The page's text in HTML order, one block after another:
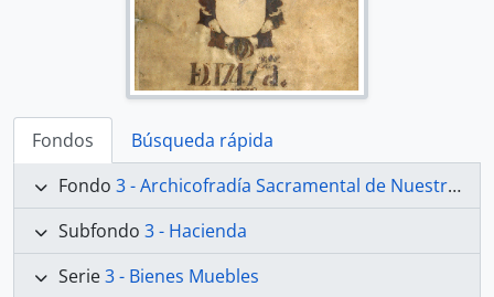
Fondos
Búsqueda rápida
Fondo 3 - Archicofradía Sacramental de Nuestra Señora de los Dolores
Subfondo 3 - Hacienda
Serie3 - Bienes Muebles